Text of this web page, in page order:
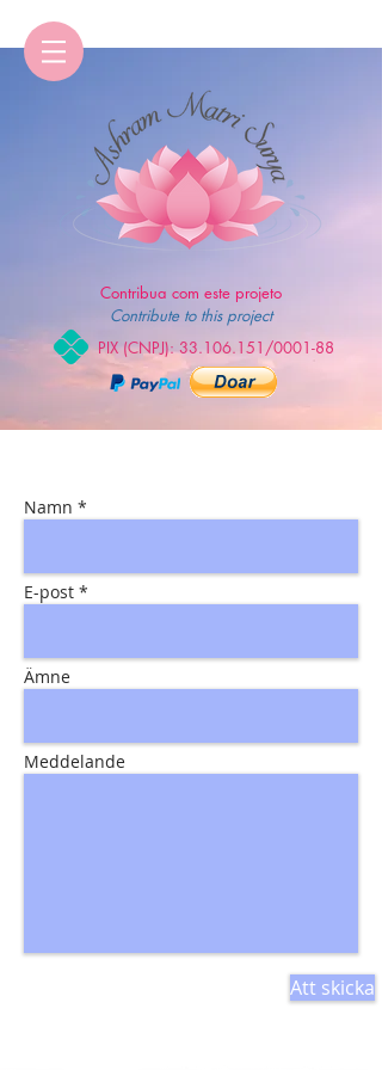
Contribua com este projeto
Contribute to this project
PIX (CNPJ):33.106.151 /0001-88
Namn *
E-post *
Ämne
Meddelande
Att skicka